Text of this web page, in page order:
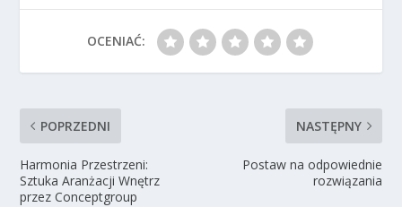
OCENIAĆ:
POPRZEDNI
Harmonia Przestrzeni:
Sztuka Aranżacji Wnętrz
przez Conceptgroup
NASTĘPNY
Postaw na odpowiednie
rozwiązania